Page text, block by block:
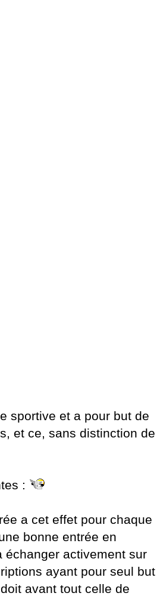
sportive et a pour but de
et ce, sans distinction de
:
a cet effet pour chaque
bonne entrée en
échanger activement sur
ayant pour seul but
avant tout celle de